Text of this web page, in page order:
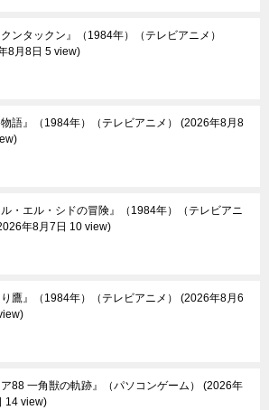
クンタックン』（1984年）（テレビアニメ）
8月8日 5 view
物語』（1984年）（テレビアニメ）
2026年8月8
ル・エル・シドの冒険』（1984年）（テレビアニ
年8月7日 10 view
り鷹』（1984年）（テレビアニメ）
2026年8月6
ア88 一角獣の軌跡』（パソコンゲーム）
2026年
14 view